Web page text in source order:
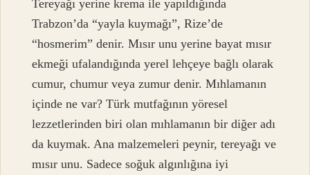
Tereyağı yerine krema ile yapıldığında
Trabzon’da “yayla kuymağı”, Rize’de
“hosmerim” denir. Mısır unu yerine bayat mısır
ekmeği ufalandığında yerel lehçeye bağlı olarak
cumur, chumur veya zumur denir. Mıhlamanın
içinde ne var? Türk mutfağının yöresel
lezzetlerinden biri olan mıhlamanın bir diğer adı
da kuymak. Ana malzemeleri peynir, tereyağı ve
mısır unu. Sadece soğuk algınlığına iyi